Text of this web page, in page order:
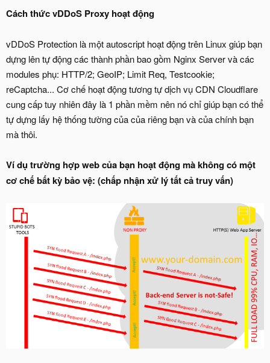
Cách thức vDDoS Proxy hoạt động
vDDoS Protection là một autoscript hoạt động trên Linux giúp bạn
dựng lên tự động các thành phần bao gồm Nginx Server và các
modules phụ: HTTP/2; GeoIP; Limit Req, Testcookie;
reCaptcha... Cơ chế hoạt động tương tự dịch vụ CDN Cloudflare
cung cấp tuy nhiên đây là 1 phần mềm nên nó chỉ giúp bạn có thể
tự dựng lấy hệ thống tường của của riêng bạn và của chính bạn
mà thôi.
Ví dụ trường hợp web của bạn hoạt động mà không có một
cơ chế bất kỳ bảo vệ: (chấp nhận xử lý tất cả truy vấn)